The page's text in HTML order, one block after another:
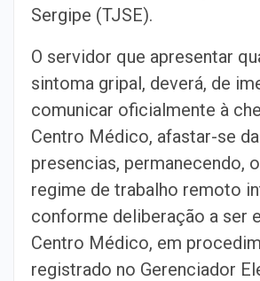
Sergipe (TJSE).
O servidor que apresentar
sintoma gripal, deverá, de
comunicar oficialmente à
Centro Médico, afastar-se
presencias, permanecendo,
regime de trabalho remoto
conforme deliberação a ser
Centro Médico, em
registrado no Gerenciador